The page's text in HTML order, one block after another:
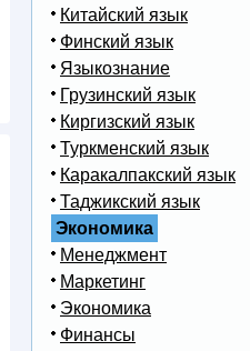
Китайский язык
Финский язык
Языкознание
Грузинский язык
Киргизский язык
Туркменский язык
Каракалпакский язык
Таджикский язык
Экономика
Менеджмент
Маркетинг
Экономика
Финансы